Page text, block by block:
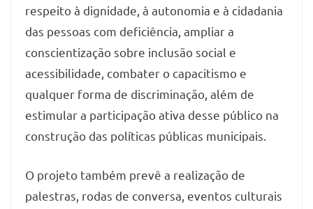
respeito à dignidade, à autonomia e à cidadania
das pessoas com deficiência, ampliar a
conscientização sobre inclusão social e
acessibilidade, combater o capacitismo e
qualquer forma de discriminação, além de
estimular a participação ativa desse público na
construção das políticas públicas municipais.
O projeto também prevê a realização de
palestras, rodas de conversa, eventos culturais